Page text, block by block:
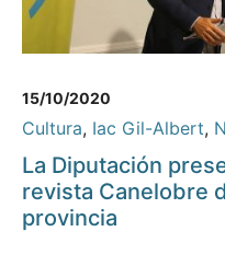
15/10/2020
Cultura, Iac Gil-Albert,
La Diputación
revista Canelobre
provincia